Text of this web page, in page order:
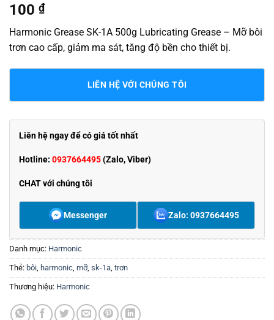
100 ₫
Harmonic Grease SK-1A 500g Lubricating Grease – Mỡ bôi
trơn cao cấp, giảm ma sát, tăng độ bền cho thiết bị.
LIÊN HỆ VỚI CHÚNG TÔI
Liên hệ ngay để có giá tốt nhất
Hotline: 0937664495(Zalo, Viber)
CHAT với chúng tôi
Messenger Zalo: 0937664495
Danh mục: Harmonic
Thẻ: bôi, harmonic, mỡ, sk-1a, trơn
Thương hiệu: Harmonic